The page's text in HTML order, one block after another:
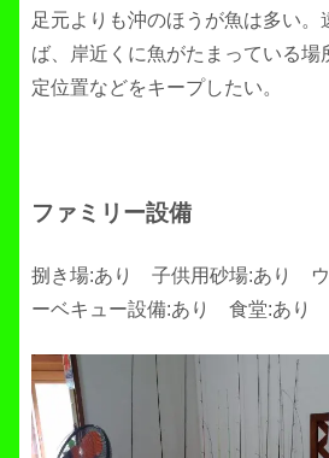
足元よりも沖のほうが魚は多い。
ば、岸近くに魚がたまっている場
定位置などをキープしたい。
ファミリー設備
捌き場:あり 子供用砂場:あり
ーベキュー設備:あり 食堂:あり